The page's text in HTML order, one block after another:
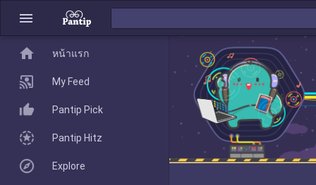
menu
home
Pantip Pick
home หน้าแรก
My Feed
Pantip Pick
Pantip Hitz
Explore